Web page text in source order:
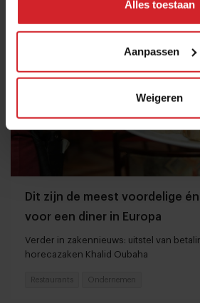
Alles toestaan
Aanpassen
Weigeren
Dit zijn de meest voordelige
voor een diner in Europa
Verder in zakennieuws: uitstel van
horecazaken Khalid Oubaha
Restaurants Ondernemen